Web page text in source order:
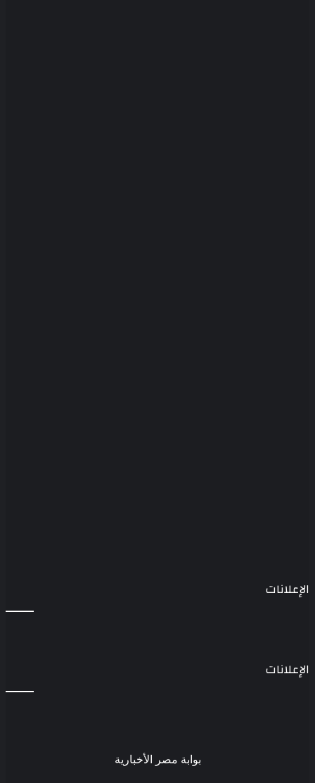
الإعلانات
الإعلانات
بوابة مصر الأخبارية